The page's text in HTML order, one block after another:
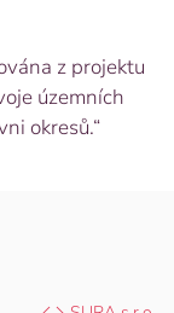
z projektu
územních
okresů.“